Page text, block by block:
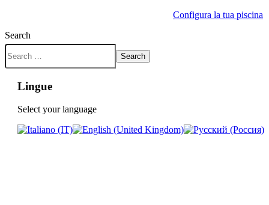
Configura la tua piscina
Search
Search
Lingue
Select your language